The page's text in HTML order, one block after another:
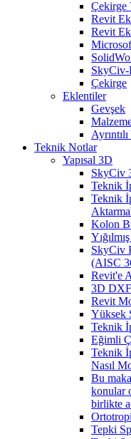
Çekirge
Revit
Revit
SkyCiv-
Çekirge
Eklentiler
Gevşek
Teknik Notlar
Yapısal 3D
SkyCiv
Teknik
Teknik
Kolon
SkyCiv
(AISC
Revit'e
3D
Revit
Yüksek
Teknik
Eğimli
Teknik
Nasıl
Bu
konular
birlikte
Tepki